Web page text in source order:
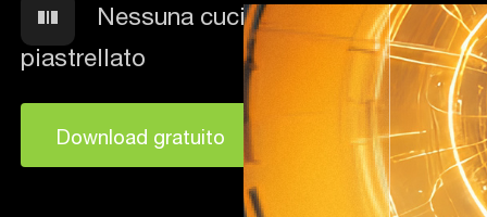
Nessuna cucitura o artefatto
piastrellato
Download gratuito